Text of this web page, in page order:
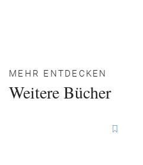
MEHR ENTDECKEN
Weitere Bücher